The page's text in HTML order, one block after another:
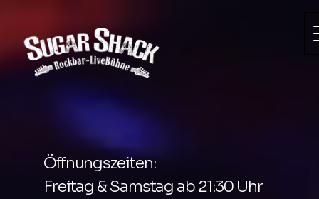
Öffnungszeiten:
Freitag & Samstag ab 21:30 Uhr